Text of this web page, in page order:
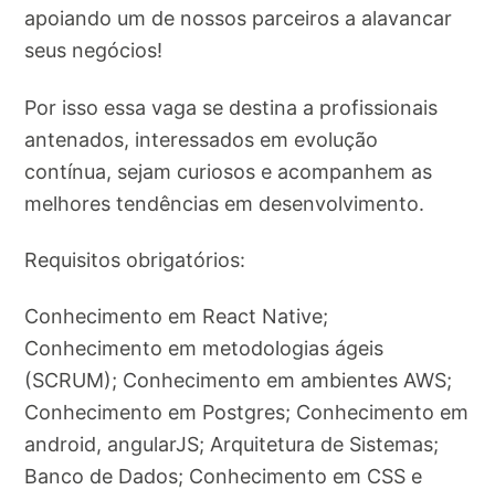
apoiando um de nossos parceiros a alavancar
seus negócios!
Por isso essa vaga se destina a profissionais
antenados, interessados em evolução
contínua, sejam curiosos e acompanhem as
melhores tendências em desenvolvimento.
Requisitos obrigatórios:
Conhecimento em React Native;
Conhecimento em metodologias ágeis
(SCRUM); Conhecimento em ambientes AWS;
Conhecimento em Postgres; Conhecimento em
android, angularJS; Arquitetura de Sistemas;
Banco de Dados; Conhecimento em CSS e